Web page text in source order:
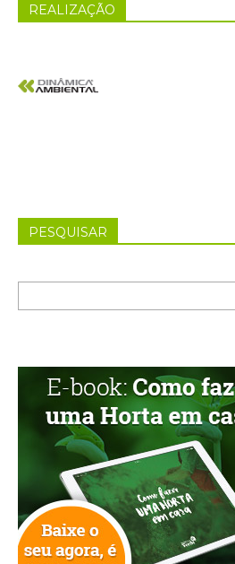
REALIZAÇÃO
PESQUISAR